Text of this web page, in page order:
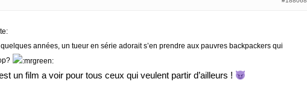
quelques années, un tueur en série adorait s’en prendre aux pauvres backpackers qui
un film a voir pour tous ceux qui veulent partir d’ailleurs !